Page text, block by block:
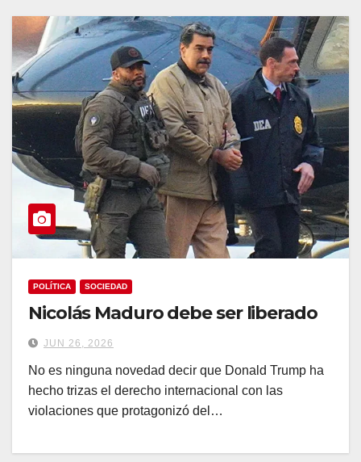
POLÍTICA SOCIEDAD
Nicolás Maduro debe ser liberado
JUN 26, 2026
No es ninguna novedad decir que Donald Trump ha
hecho trizas el derecho internacional con las
violaciones que protagonizó del…